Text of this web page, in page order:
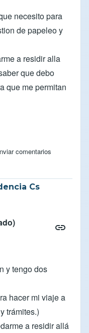
necesito para
de papeleo y
a residir alla
que debo
que me permitan
comentarios
Cs
y tengo dos
hacer mi viaje a
trámites.)
a residir allá